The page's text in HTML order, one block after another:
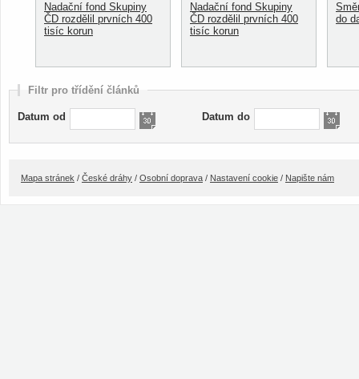
Nadační fond Skupiny
ČD rozdělil prvních 400
tisíc korun
Nadační fond Skupiny
ČD rozdělil prvních 400
tisíc korun
do
Filtr pro třídění článků
Datum od Datum do
Mapa stránek / České dráhy / Osobní doprava / Nastavení cookie / Napište nám